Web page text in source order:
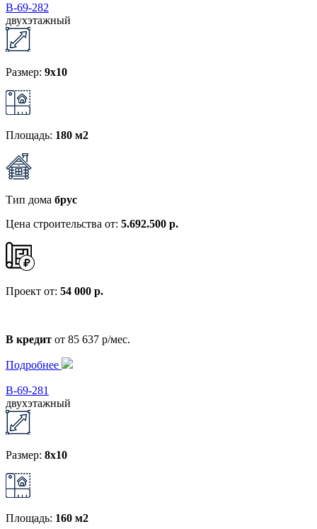
В-69-282
двухэтажный
Размер: 9x10
Площадь: 180 м2
Тип дома брус
Цена строительства от: 5.692.500 р.
Проект от: 54 000 р.
В кредит от 85 637 р/мес.
Подробнее
В-69-281
двухэтажный
Размер: 8x10
Площадь: 160 м2